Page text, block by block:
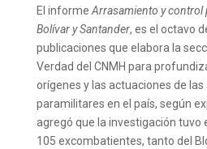
El informe Arrasamiento y control
Bolívar y Santander, es el octavo
publicaciones que elabora la
Verdad del CNMH para
orígenes y las actuaciones de
paramilitares en el país, según
agregó que la investigación tuvo
105 excombatientes, tanto del